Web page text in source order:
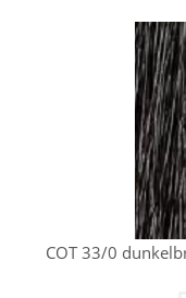
COT 33/0